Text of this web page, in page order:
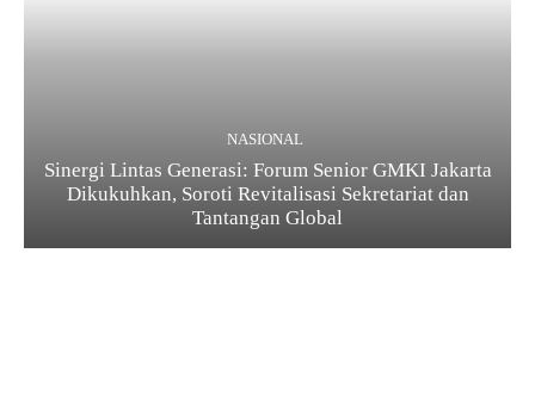
NASIONAL
Sinergi Lintas Generasi: Forum Senior GMKI Jakarta
Dikukuhkan, Soroti Revitalisasi Sekretariat dan
Tantangan Global